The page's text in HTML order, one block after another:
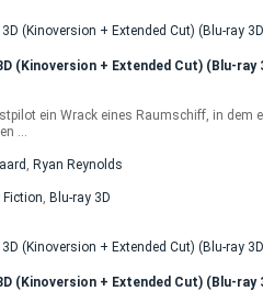
(Kinoversion + Extended Cut) (Blu-ray
ein Wrack eines Raumschiff, in dem
...
, Ryan Reynolds
Fiction, Blu-ray 3D
(Kinoversion + Extended Cut) (Blu-ray